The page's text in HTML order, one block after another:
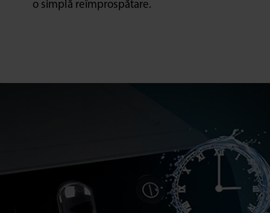
o simplă reîmprospătare.